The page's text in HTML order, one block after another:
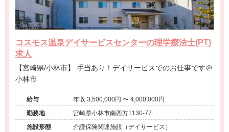
コスモス温泉デイサービスセンターの理学療法士(PT)
求人
【宮崎県/小林市】 手当あり！デイサービスでのお仕事です＠
小林市
給与
年収 3,500,000円 〜 4,000,000円
勤務地
宮崎県小林市南西方1130-77
施設形態
介護保険関連施設（デイサービス）